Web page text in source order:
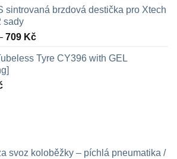
sintrovaná brzdová destička pro Xtech
sady
709 KčRozpětí
326 Kč
Tyre CY396 with GEL
svoz koloběžky – píchlá pneumatika /